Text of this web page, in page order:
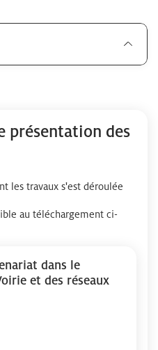
présentation des
les travaux s'est déroulée
au téléchargement ci-
dans le
et des réseaux